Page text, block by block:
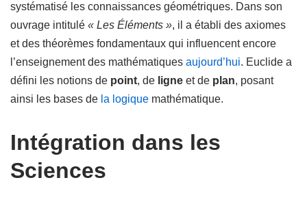
systématisé les connaissances géométriques. Dans son
ouvrage intitulé « Les Éléments », il a établi des axiomes
et des théorèmes fondamentaux qui influencent encore
l’enseignement des mathématiques aujourd’hui. Euclide a
défini les notions de point, de ligne et de plan, posant
ainsi les bases de la logique mathématique.
Intégration dans les
Sciences